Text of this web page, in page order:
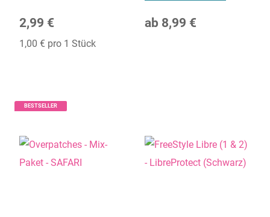
2,99 €
1,00 € pro 1 Stück
ab 8,99 €
BESTSELLER